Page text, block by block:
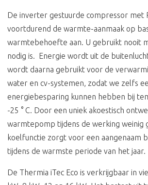
De inverter gestuurde compressor met
voortdurend de warmte-aanmaak op
warmtebehoefte aan. U gebruikt nooit
nodig is. Energie wordt uit de
wordt daarna gebruikt voor de
water en cv-systemen, zodat we zelfs
energiebesparing kunnen hebben bij
-25 ° C. Door een uniek akoestisch
warmtepomp tijdens de werking weinig
koelfunctie zorgt voor een aangenaam
tijdens de warmste periode van het jaar.
De Thermia iTec Eco is verkrijgbaar in